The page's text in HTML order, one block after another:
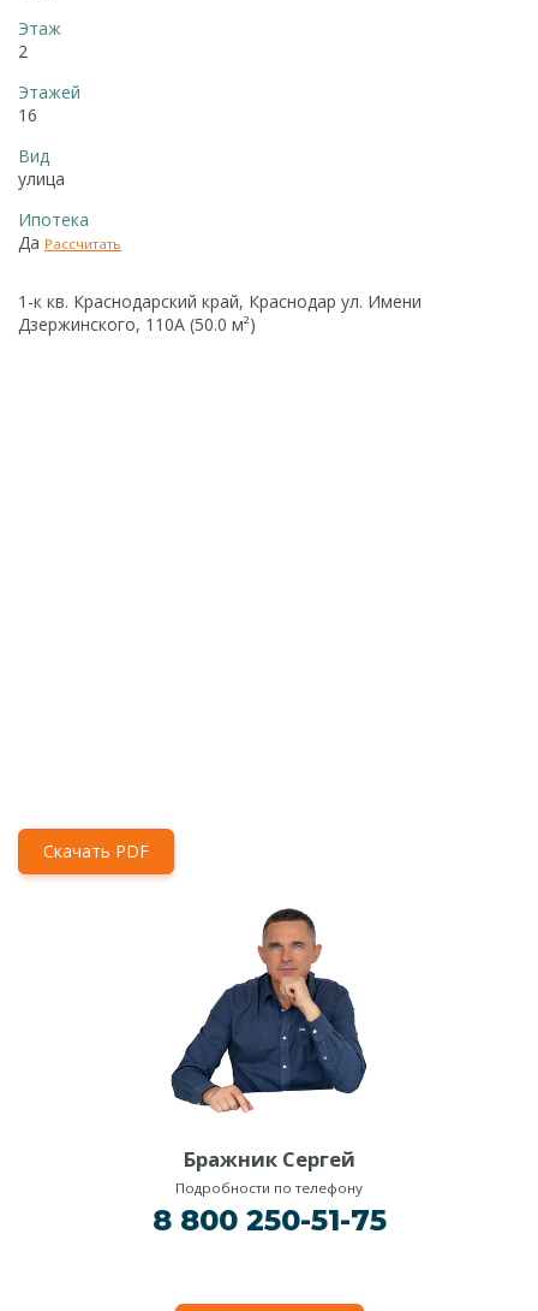
Этаж
2
Этажей
16
Вид
улица
Ипотека
Да Рассчитать
1-к кв. Краснодарский край, Краснодар ул. Имени
Дзержинского, 110А (50.0 м²)
Скачать PDF
Бражник Сергей
Подробности по телефону
8 800 250-51-75